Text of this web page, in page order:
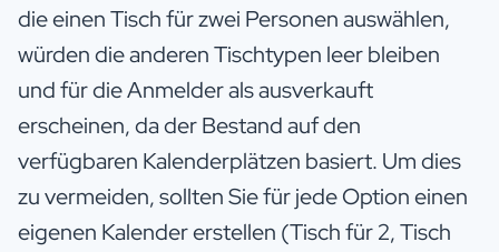
die einen Tisch für zwei Personen auswählen,
würden die anderen Tischtypen leer bleiben
und für die Anmelder als ausverkauft
erscheinen, da der Bestand auf den
verfügbaren Kalenderplätzen basiert. Um dies
zu vermeiden, sollten Sie für jede Option einen
eigenen Kalender erstellen (Tisch für 2, Tisch